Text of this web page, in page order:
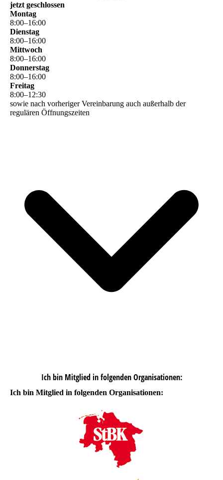
jetzt geschlossen
Montag
8:00–16:00
Dienstag
8:00–16:00
Mittwoch
8:00–16:00
Donnerstag
8:00–16:00
Freitag
8:00–12:30
sowie nach vorheriger Vereinbarung auch außerhalb der
regulären Öffnungszeiten
Ich bin Mitglied in folgenden Organisationen:
Ich bin Mitglied in folgenden Organisationen: